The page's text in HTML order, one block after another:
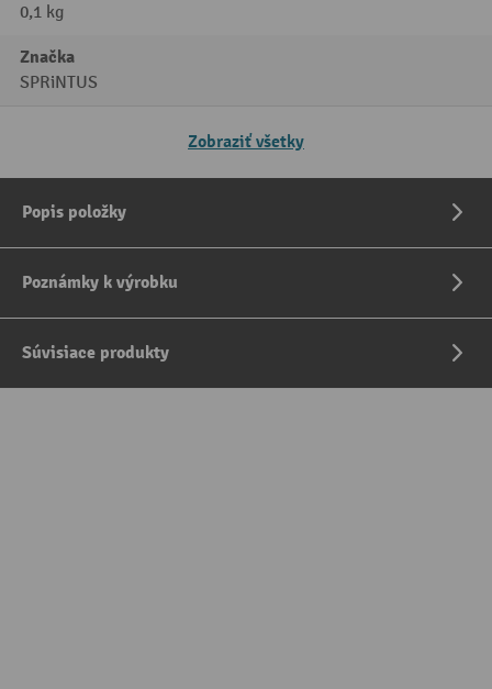
0,1 kg
Značka
SPRiNTUS
Zobraziť všetky
Popis položky
Poznámky k výrobku
Súvisiace produkty